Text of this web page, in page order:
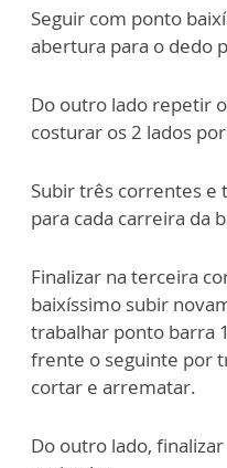
Seguir com ponto
abertura para o dedo
Do outro lado repetir
costurar os 2 lados
Subir três correntes e
para cada carreira da
Finalizar na terceira
baixíssimo subir
trabalhar ponto barra
frente o seguinte por
cortar e arrematar.
Do outro lado,